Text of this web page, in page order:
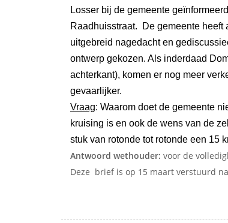
Losser bij de gemeente
Raadhuisstraat. De gemeente
uitgebreid nagedacht en
ontwerp gekozen. Als inderdaad
achterkant), komen er nog meer
Vraag: Waarom doet de gemeente
kruising is en ook de wens van de
stuk van rotonde tot rotonde een 15
Antwoord wethouder: voor de
Deze brief is op 15 maart verstuurd